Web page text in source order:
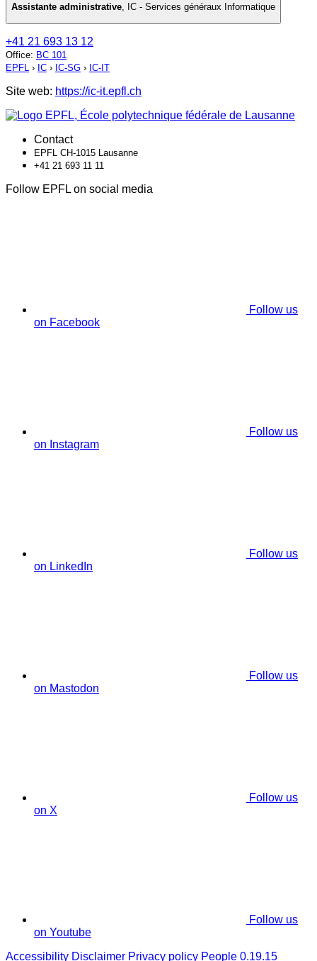
Assistante administrative, IC - Services généraux Informatique
+41 21 693 13 12
Office: BC 101
EPFL › IC › IC-SG › IC-IT
Site web: https://ic-it.epfl.ch
Contact
EPFL CH-1015 Lausanne
+41 21 693 11 11
Follow EPFL on social media
Follow us
on Facebook
Follow us
on Instagram
Follow us
on LinkedIn
Follow us
on Mastodon
Follow us
on X
Follow us
on Youtube
Accessibility Disclaimer Privacy policy People 0.19.15